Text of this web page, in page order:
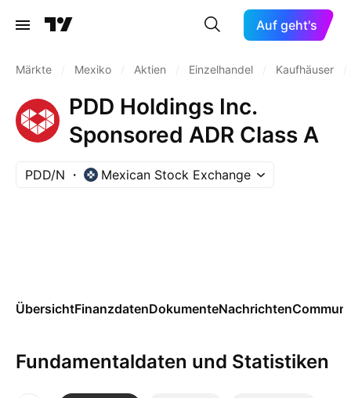
Auf geht's
Märkte Mexiko Aktien Einzelhandel Kaufhäuser
PDD Holdings Inc.
Sponsored ADR Class A
PDD/N Mexican Stock Exchange
ÜbersichtFinanzdatenDokumenteNachrichten
Fundamentaldaten und Statistiken